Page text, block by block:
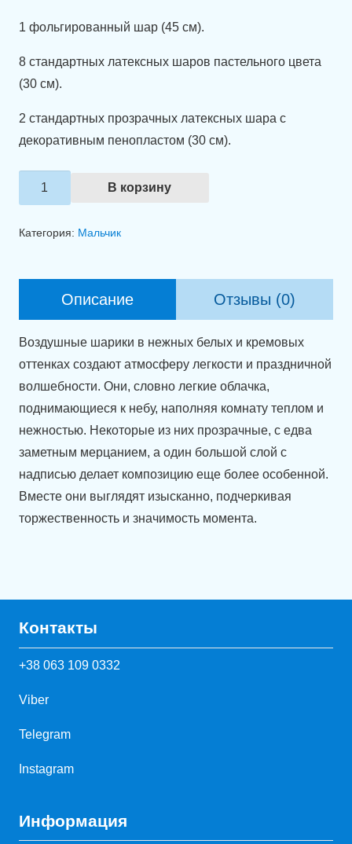
1 фольгированный шар (45 см).
8 стандартных латексных шаров пастельного цвета
(30 см).
2 стандартных прозрачных латексных шара с
декоративным пенопластом (30 см).
Количество
товара
встреча".
В корзину
Категория: Мальчик
Описание Отзывы (0)
Воздушные шарики в нежных белых и кремовых
оттенках создают атмосферу легкости и праздничной
волшебности. Они, словно легкие облачка,
поднимающиеся к небу, наполняя комнату теплом и
нежностью. Некоторые из них прозрачные, с едва
заметным мерцанием, а один большой слой с
надписью делает композицию еще более особенной.
Вместе они выглядят изысканно, подчеркивая
торжественность и значимость момента.
Контакты
+38 063 109 0332
Viber
Telegram
Instagram
Информация